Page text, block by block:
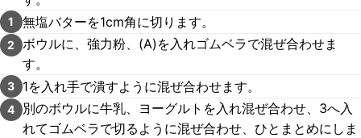
1 無塩バターを1cm角に切ります。
2
ボウルに、強力粉、(A)を入れゴムベラで混ぜ合わせま
す。
3 1を入れ手で潰すように混ぜ合わせます。
4
別のボウルに牛乳、ヨーグルトを入れ混ぜ合わせ、3へ入
れてゴムベラで切るように混ぜ合わせ、ひとまとめにしま